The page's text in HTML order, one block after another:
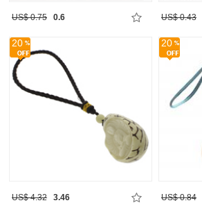
US$ 0.75 0.6 US$ 0.43
20
US$ 4.32 3.46
20
US$ 0.84